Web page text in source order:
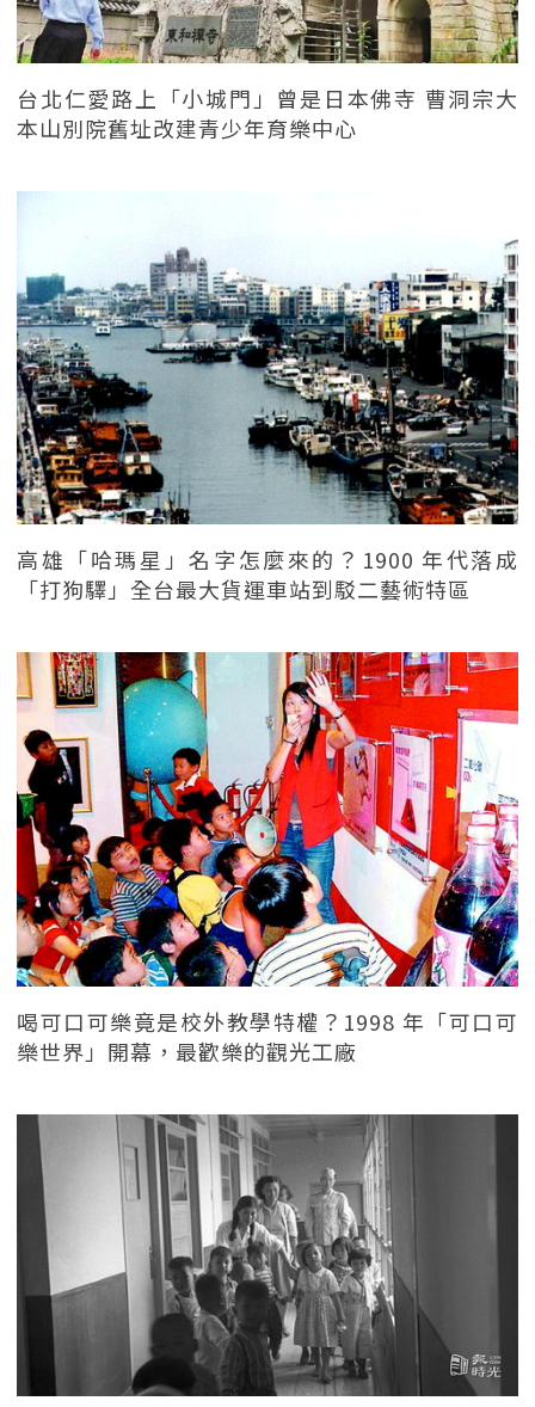
台北仁愛路上「小城門」曾是日本佛寺 曹洞宗大
本山別院舊址改建青少年育樂中心
高雄「哈瑪星」名字怎麼來的？1900 年代落成
「打狗驛」全台最大貨運車站到駁二藝術特區
喝可口可樂竟是校外教學特權？1998 年「可口可
樂世界」開幕，最歡樂的觀光工廠